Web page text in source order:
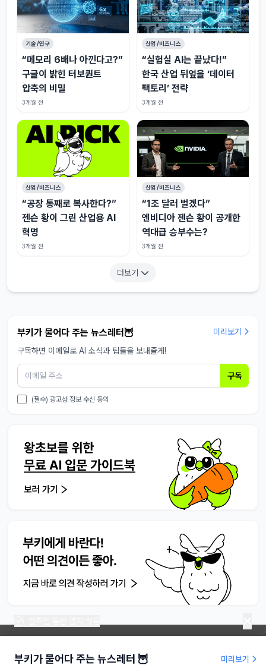
기술/연구
“메모리 6배나 아낀다고?”
구글이 밝힌 터보퀀트
압축의 비밀
3개월 전
산업/비즈니스
“실험실 AI는 끝났다!”
한국 산업 뒤엎을 ‘데이터
팩토리’ 전략
3개월 전
산업/비즈니스
“공장 통째로 복사한다?”
젠슨 황이 그린 산업용 AI
혁명
3개월 전
산업/비즈니스
“1조 달러 벌겠다”
엔비디아 젠슨 황이 공개한
역대급 승부수는?
3개월 전
더보기
미리보기
부키가 물어다 주는 뉴스레터 🦉
부키가 물어다 주는 뉴스레터🦉
미리보기
구독하면 이메일로 AI 소식과 팁들을 보내줄게!
구독
(필수) 광고성 정보 수신 동의